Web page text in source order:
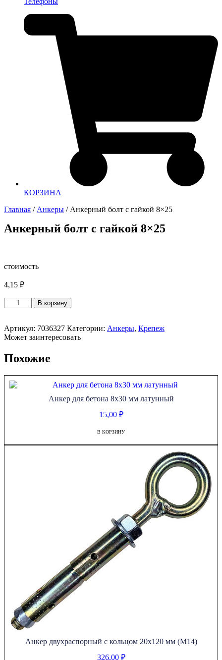
КОРЗИНА
Главная / Анкеры / Анкерный болт с гайкой 8×25
Анкерный болт с гайкой 8×25
стоимость
4,15 ₽
Количество
товара
болт
с
8x25
В корзину
Артикул: 7036327 Категории: Анкеры, Крепеж
Может заинтересовать
Похожие
Анкер для бетона 8х30 мм латунный
15,00 ₽
В КОРЗИНУ
Анкер двухраспорный с кольцом 20х120 мм (М14)
326,00 ₽